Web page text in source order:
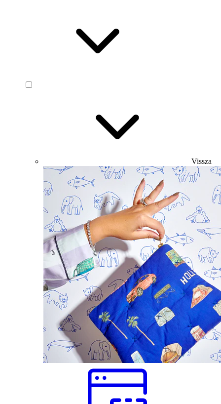
Vissza